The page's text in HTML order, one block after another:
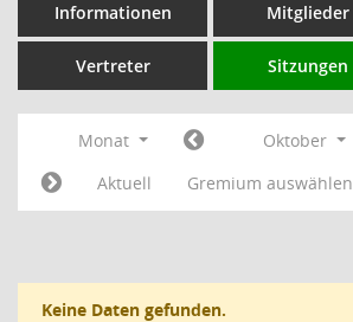
Informationen Mitglieder
Vertreter Sitzungen
Monat Oktober
Aktuell
Gremium auswählen
Keine Daten gefunden.